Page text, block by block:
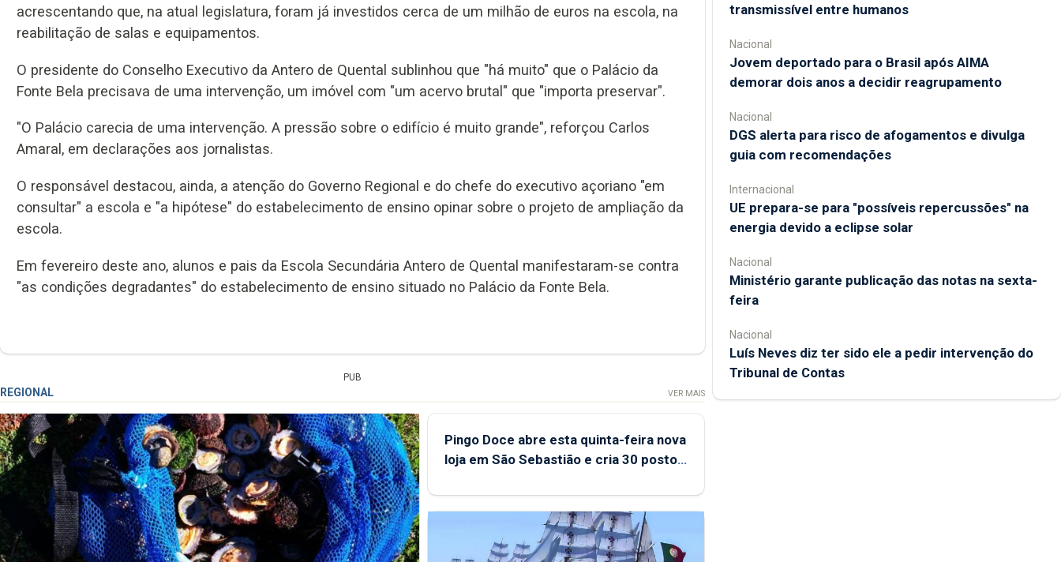
acrescentando que, na atual legislatura, foram já investidos cerca de um milhão de euros na escola, na
reabilitação de salas e equipamentos.
O presidente do Conselho Executivo da Antero de Quental sublinhou que "há muito" que o Palácio da
Fonte Bela precisava de uma intervenção, um imóvel com "um acervo brutal" que "importa preservar".
"O Palácio carecia de uma intervenção. A pressão sobre o edifício é muito grande", reforçou Carlos
Amaral, em declarações aos jornalistas.
O responsável destacou, ainda, a atenção do Governo Regional e do chefe do executivo açoriano "em
consultar" a escola e "a hipótese" do estabelecimento de ensino opinar sobre o projeto de ampliação da
escola.
Em fevereiro deste ano, alunos e pais da Escola Secundária Antero de Quental manifestaram-se contra
"as condições degradantes" do estabelecimento de ensino situado no Palácio da Fonte Bela.
PUB
REGIONAL VER MAIS
Pingo Doce abre esta quinta-feira nova
loja em São Sebastião e cria 30 postos
transmissível entre humanos
Nacional
Jovem deportado para o Brasil após AIMA
demorar dois anos a decidir reagrupamento
Nacional
DGS alerta para risco de afogamentos e divulga
guia com recomendações
Internacional
UE prepara-se para "possíveis repercussões" na
energia devido a eclipse solar
Nacional
Ministério garante publicação das notas na sexta-
feira
Nacional
Luís Neves diz ter sido ele a pedir intervenção do
Tribunal de Contas